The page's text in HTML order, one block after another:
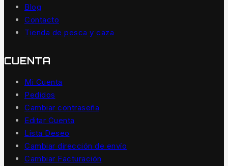
Blog
Contacto
Tienda de pesca y caza
CUENTA
Mi Cuenta
Pedidos
Cambiar contraseña
Editar Cuenta
Lista Deseo
Cambiar dirección de envío
Cambiar Facturación